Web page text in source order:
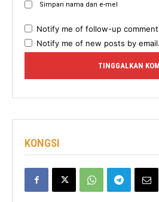
Simpan nama dan e-mel
Notify me of follow-up
Notify me of new posts by email.
KONGSI